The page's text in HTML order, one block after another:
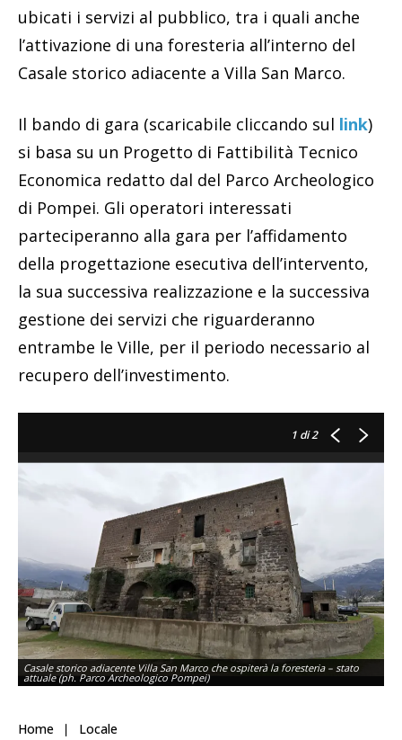
ubicati i servizi al pubblico, tra i quali anche
l’attivazione di una foresteria all’interno del
Casale storico adiacente a Villa San Marco.
Il bando di gara (scaricabile cliccando sul link)
si basa su un Progetto di Fattibilità Tecnico
Economica redatto dal del Parco Archeologico
di Pompei. Gli operatori interessati
parteciperanno alla gara per l’affidamento
della progettazione esecutiva dell’intervento,
la sua successiva realizzazione e la successiva
gestione dei servizi che riguarderanno
entrambe le Ville, per il periodo necessario al
recupero dell’investimento.
1 di 2
Casale storico adiacente Villa San Marco che ospiterà la foresteria – stato
attuale (ph. Parco Archeologico Pompei)
Home Locale